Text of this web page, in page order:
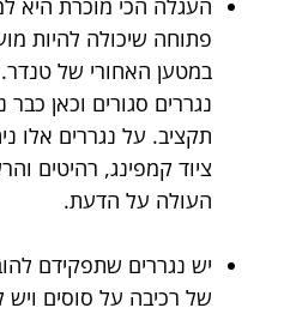
העגלה הכי מוכרת היא
פתוחה שיכולה להיות
במטען האחורי של טנדר.
נגררים סגורים וכאן
תקציב. על נגררים אלו
ציוד קמפינג, רהיטים
העולה על הדעת.
יש נגררים שתפקידם
של רכיבה על סוסים